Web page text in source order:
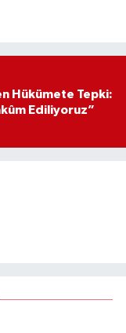
Hükümete Tepki:
Ediliyoruz”